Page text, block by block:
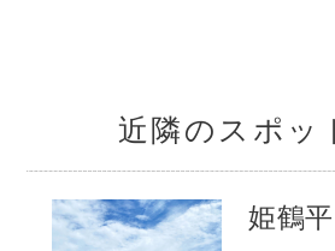
近隣のスポッ
姫鶴